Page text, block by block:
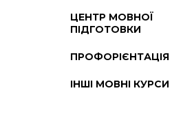
ЦЕНТР МОВНОЇ
ПІДГОТОВКИ
ПРОФОРІЄНТАЦІЯ
ІНШІ МОВНІ КУРСИ